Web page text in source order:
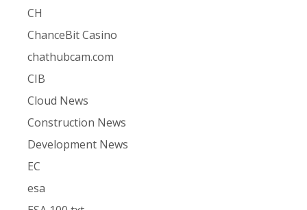
CH
ChanceBit Casino
chathubcam.com
CIB
Cloud News
Construction News
Development News
EC
esa